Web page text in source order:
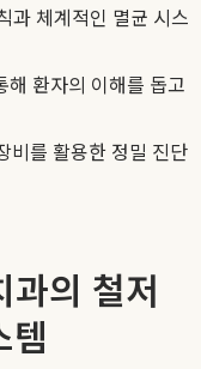
과 체계적인 멸균 시스
해 환자의 이해를 돕고
비를 활용한 정밀 진단
과의 철저
템